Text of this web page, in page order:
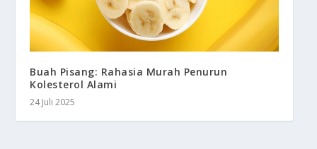
Buah Pisang: Rahasia Murah Penurun
Kolesterol Alami
24 Juli 2025